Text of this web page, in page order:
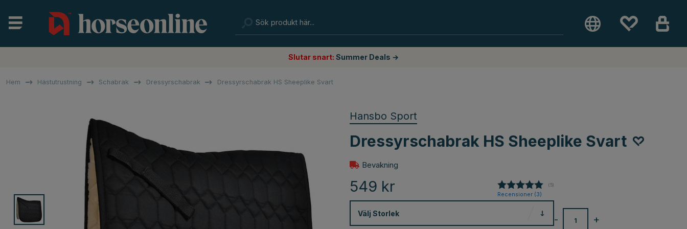
Slutar snart: Summer Deals →
Hem Hästutrustning Schabrak Dressyrschabrak Dressyrschabrak HS Sheeplike Svart
Hansbo Sport
Dressyrschabrak HS Sheeplike Svart
Bevakning
549 kr (röster:
5)
Recensioner (3)
Välj Storlek +
-